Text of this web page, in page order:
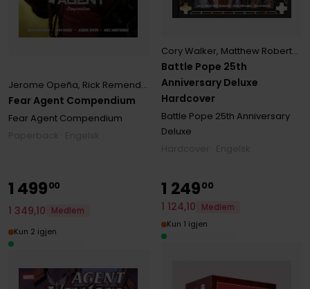
Fear Agent Compendium
Jerome Opeña, Rick Remender Tony Moore
Fear Agent Compendium
Battle Pope 25th
Anniversary Deluxe
Hardcover
Cory Walker, Matthew Roberts ,
Battle Pope 25th Anniversary
Deluxe
1 49900
1 349,10
Medlem
Kun 2 igjen
1 24900
1 124,10
Medlem
Kun 1 igjen